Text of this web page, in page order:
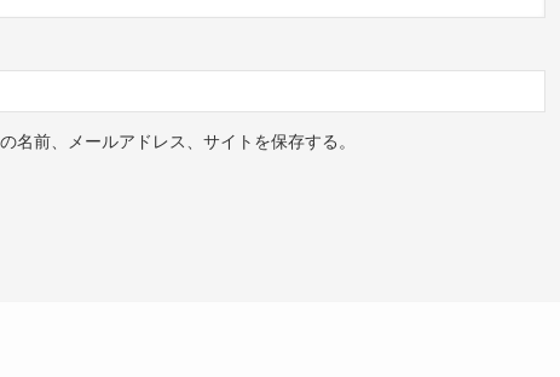
名前、メールアドレス、サイトを保存する。